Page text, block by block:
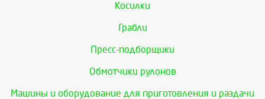
Косилки
Грабли
Пресс-подборщики
Обмотчики рулонов
Машины и оборудование для приготовления и раздачи